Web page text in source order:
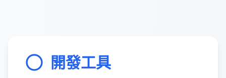
開發工具